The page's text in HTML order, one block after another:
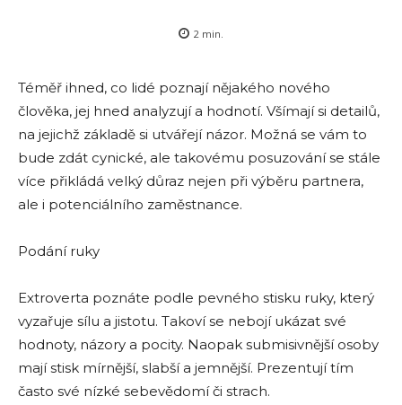
2 min.
Téměř ihned, co lidé poznají nějakého nového
člověka, jej hned analyzují a hodnotí. Všímají si detailů,
na jejichž základě si utvářejí názor. Možná se vám to
bude zdát cynické, ale takovému posuzování se stále
více přikládá velký důraz nejen při výběru partnera,
ale i potenciálního zaměstnance.
Podání ruky
Extroverta poznáte podle pevného stisku ruky, který
vyzařuje sílu a jistotu. Takoví se nebojí ukázat své
hodnoty, názory a pocity. Naopak submisivnější osoby
mají stisk mírnější, slabší a jemnější. Prezentují tím
často své nízké sebevědomí či strach.